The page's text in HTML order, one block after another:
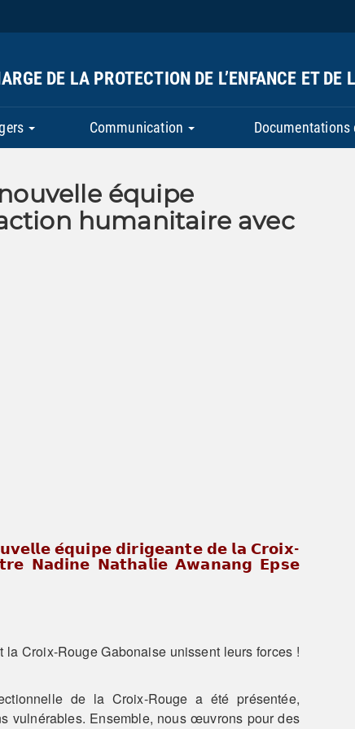
DE LA PROTECTION DE L’ENFANCE ET DE
Communication Documentations
équipe
humanitaire avec
𝗲́𝗾𝘂𝗶𝗽𝗲 𝗱𝗶𝗿𝗶𝗴𝗲𝗮𝗻𝘁𝗲 𝗱𝗲 𝗹𝗮 𝗖𝗿𝗼𝗶𝘅-
𝗡𝗮𝗱𝗶𝗻𝗲 𝗡𝗮𝘁𝗵𝗮𝗹𝗶𝗲 𝗔𝘄𝗮𝗻𝗮𝗻𝗴 𝗘𝗽𝘀𝗲
Croix-Rouge Gabonaise unissent leurs forces !
de la Croix-Rouge a été présentée,
vulnérables. Ensemble, nous œuvrons pour des